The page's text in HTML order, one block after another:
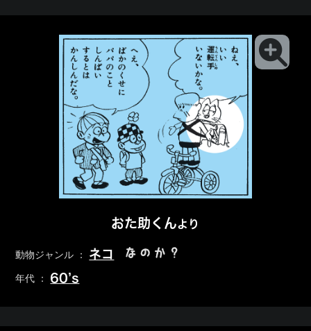
おた助くんより
動物ジャンル ： ネコ なのか？
年代 ： 60’s